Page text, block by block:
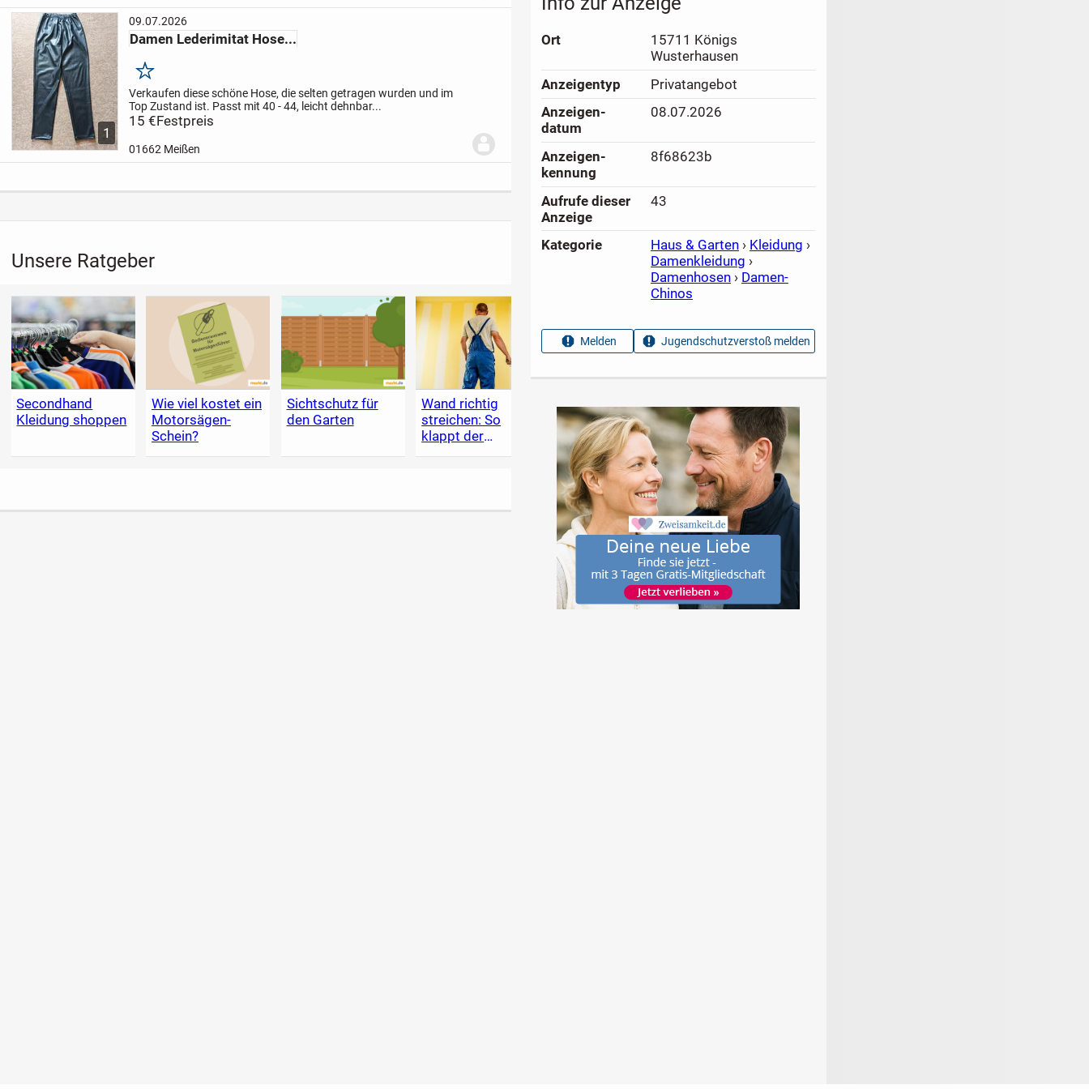
1
09.07.2026
Damen Lederimitat Hose...
Merken
Verkaufen diese schöne Hose, die selten getragen wurden und im
Top Zustand ist. Passt mit 40 - 44, leicht dehnbar...
15 €Festpreis
01662 Meißen
Unsere Ratgeber
Secondhand
Kleidung shoppen
Wie viel kostet ein
Motorsägen-
Schein?
Sichtschutz für
den Garten
Wand richtig
streichen: So
klappt der
Anstrich
Holzschutz im
Garten
Heimwerker-
Lexikon - Tipps
zum Heimwerken,
Renovieren &
selber bauen
Ort
15711 Königs
Wusterhausen
Anzeigen­typ
Privatangebot
Anzeigen­
datum
08.07.2026
Anzeigen­
kennung
8f68623b
Aufrufe dieser
Anzeige
43
Kategorie Haus & Garten › Kleidung ›
Damenkleidung ›
Damenhosen › Damen-
Chinos
Melden Jugendschutzverstoß melden